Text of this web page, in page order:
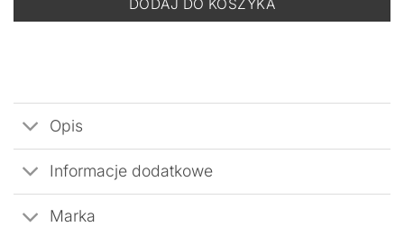
DODAJ DO KOSZYKA
Opis
Informacje dodatkowe
Marka